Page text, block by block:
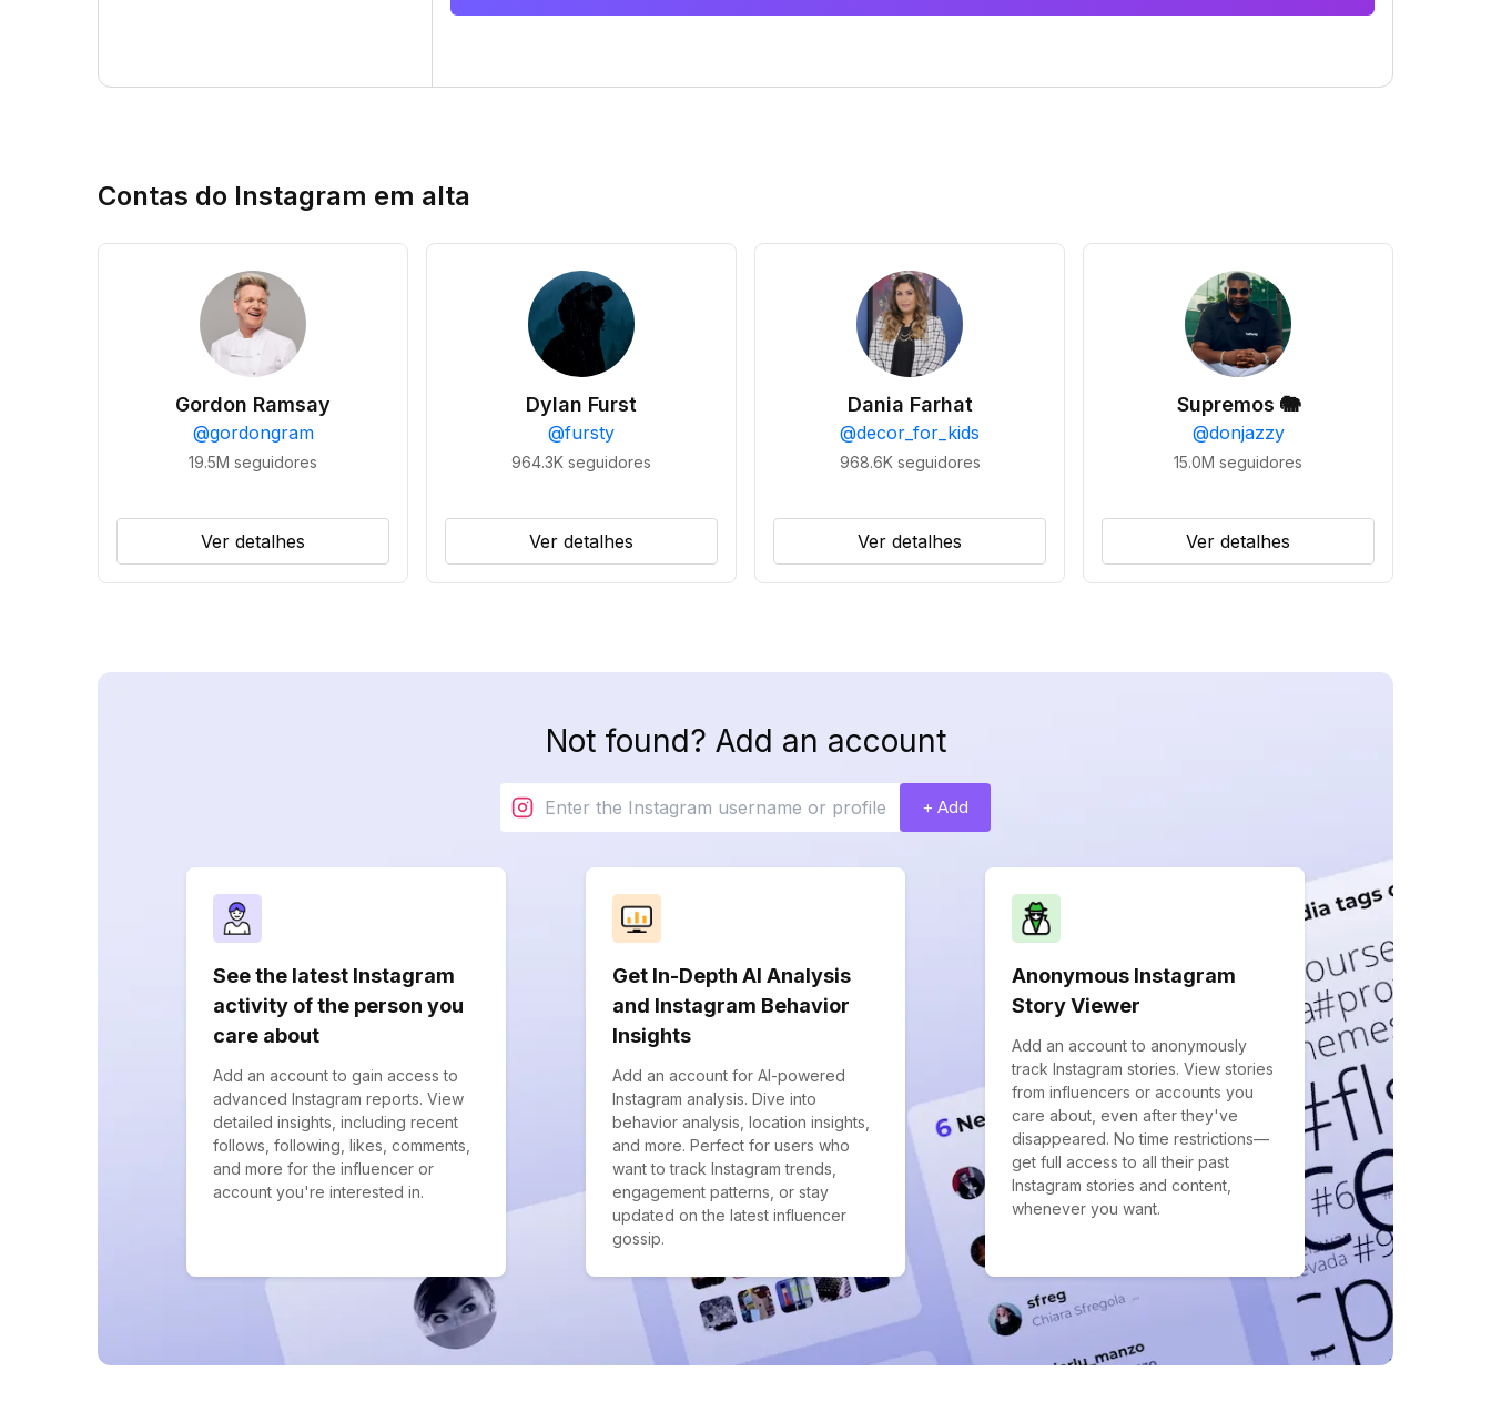
Contas do Instagram em alta
Gordon Ramsay
@gordongram
19.5M seguidores
Ver detalhes
Dylan Furst
@fursty
964.3K seguidores
Ver detalhes
Dania Farhat
@decor_for_kids
968.6K seguidores
Ver detalhes
Supremos 🐘
@donjazzy
15.0M seguidores
Ver detalhes
Not found? Add an account
+ Add
See the latest Instagram
activity of the person you
care about
Add an account to gain access to
advanced Instagram reports. View
detailed insights, including recent
follows, following, likes, comments,
and more for the influencer or
account you're interested in.
Get In-Depth AI Analysis
and Instagram Behavior
Insights
Add an account for AI-powered
Instagram analysis. Dive into
behavior analysis, location insights,
and more. Perfect for users who
want to track Instagram trends,
engagement patterns, or stay
updated on the latest influencer
gossip.
Anonymous Instagram
Story Viewer
Add an account to anonymously
track Instagram stories. View stories
from influencers or accounts you
care about, even after they've
disappeared. No time restrictions—
get full access to all their past
Instagram stories and content,
whenever you want.